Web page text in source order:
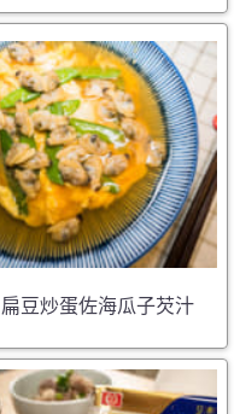
扁豆炒蛋佐海瓜子芡汁